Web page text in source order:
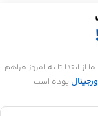
سال 1401 آغاز کرد. هدف ما از ابتدا تا به امروز فراهم
بوده است.